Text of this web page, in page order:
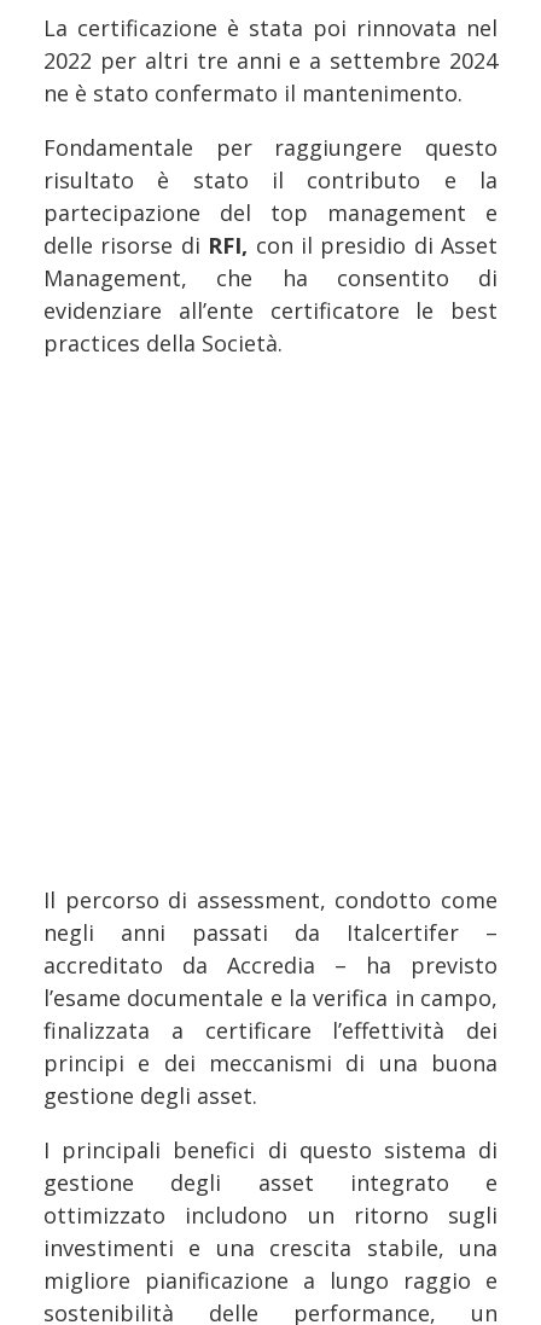
La certificazione è stata poi rinnovata nel
2022 per altri tre anni e a settembre 2024
ne è stato confermato il mantenimento.
Fondamentale per raggiungere questo
risultato è stato il contributo e la
partecipazione del top management e
delle risorse di RFI, con il presidio di Asset
Management, che ha consentito di
evidenziare all’ente certificatore le best
practices della Società.
Il percorso di assessment, condotto come
negli anni passati da Italcertifer –
accreditato da Accredia – ha previsto
l’esame documentale e la verifica in campo,
finalizzata a certificare l’effettività dei
principi e dei meccanismi di una buona
gestione degli asset.
I principali benefici di questo sistema di
gestione degli asset integrato e
ottimizzato includono un ritorno sugli
investimenti e una crescita stabile, una
migliore pianificazione a lungo raggio e
sostenibilità delle performance, un